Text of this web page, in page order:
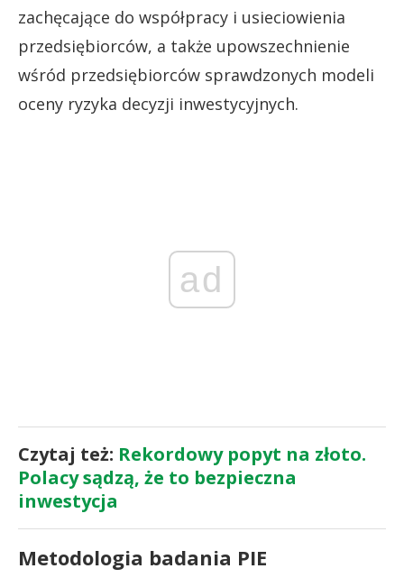
zachęcające do współpracy i usieciowienia
przedsiębiorców, a także upowszechnienie
wśród przedsiębiorców sprawdzonych modeli
oceny ryzyka decyzji inwestycyjnych.
ad
Czytaj też: Rekordowy popyt na złoto.
Polacy sądzą, że to bezpieczna
inwestycja
Metodologia badania PIE